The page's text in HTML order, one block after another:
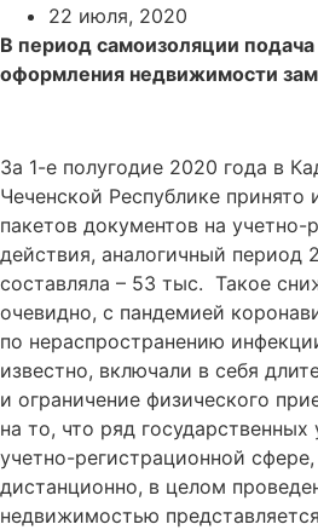
22 июля, 2020
В период самоизоляции
оформления недвижимости
За 1-е полугодие 2020 года в
Чеченской Республике принято
пакетов документов на учетно-
действия, аналогичный период
составляла – 53 тыс. Такое
очевидно, с пандемией
по нераспространению
известно, включали в себя
и ограничение физического
на то, что ряд государственных
учетно-регистрационной
дистанционно, в целом
недвижимостью